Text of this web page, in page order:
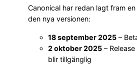
Canonical har redan lagt fram
den nya versionen:
18 september 2025 –
2 oktober 2025 –
blir tillgänglig